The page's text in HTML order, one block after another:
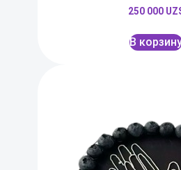
250 000
В